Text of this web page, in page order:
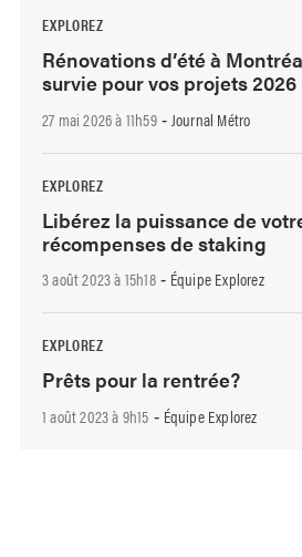
EXPLOREZ
Rénovations d’été à
survie pour vos projets 2026
27 mai 2026 à 11h59- Journal Métro
EXPLOREZ
Libérez la puissance de
récompenses de staking
3 août 2023 à 15h18- Équipe Explorez
EXPLOREZ
Prêts pour la rentrée?
1 août 2023 à 9h15 - Équipe Explorez